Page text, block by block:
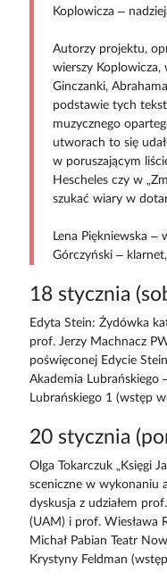
Koplowicza –
Autorzy projektu,
wierszy
Ginczanki,
podstawie tych
muzycznego
utworach to się
w poruszającym
Hescheles czy w
szukać wiary w
Lena Piękniewska –
Górczyński –
18 stycznia
Edyta Stein: Żydówka
prof. Jerzy Machnacz
poświęconej Edycie
Akademia Lubrańskiego
Lubrańskiego 1 (wstęp
20 stycznia
Olga Tokarczuk „Księgi
sceniczne w wykonaniu
dyskusja z udziałem
(UAM) i prof. Wiesława
Michał Pabian Teatr
Krystyny Feldman